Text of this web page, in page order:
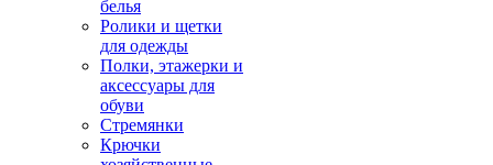
белья
Ролики и щетки
для одежды
Полки, этажерки и
аксессуары для
обуви
Стремянки
Крючки